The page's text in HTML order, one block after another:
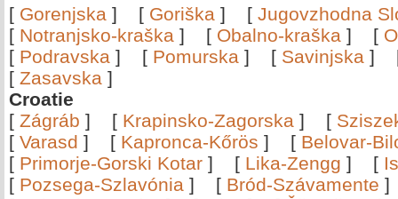
[ Gorenjska ] [ Goriška ] [ Jugovzhodna
[ Notranjsko-kraška ] [ Obalno-kraška ] [
[ Podravska ] [ Pomurska ] [ Savinjska ]
[ Zasavska ]
Croatie
[ Zágráb ] [ Krapinsko-Zagorska ] [
[ Varasd ] [ Kapronca-Kőrös ] [ Belovar-
[ Primorje-Gorski Kotar ] [ Lika-Zengg ] [
[ Pozsega-Szlavónia ] [ Bród-Szávamente